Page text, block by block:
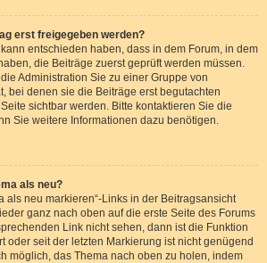
erst freigegeben werden?
entschieden haben, dass in dem Forum, in dem
die Beiträge zuerst geprüft werden müssen.
Administration Sie zu einer Gruppe von
bei denen sie die Beiträge erst begutachten
sichtbar werden. Bitte kontaktieren Sie die
Sie weitere Informationen dazu benötigen.
als neu?
als neu markieren“-Links in der Beitragsansicht
ganz nach oben auf die erste Seite des Forums
Link nicht sehen, dann ist die Funktion
oder seit der letzten Markierung ist nicht genügend
möglich, das Thema nach oben zu holen, indem